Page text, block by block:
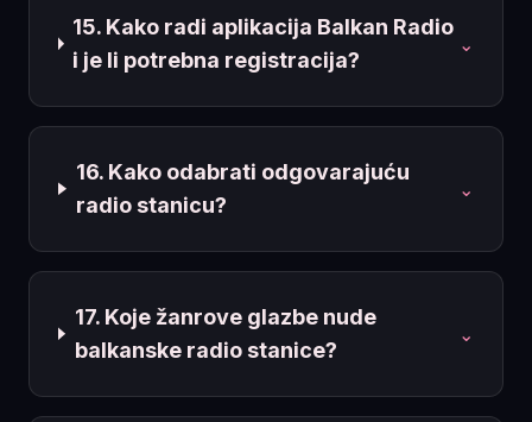
15. Kako radi aplikacija Balkan Radio
i je li potrebna registracija?
⌄
16. Kako odabrati odgovarajuću
radio stanicu?
⌄
17. Koje žanrove glazbe nude
balkanske radio stanice?
⌄